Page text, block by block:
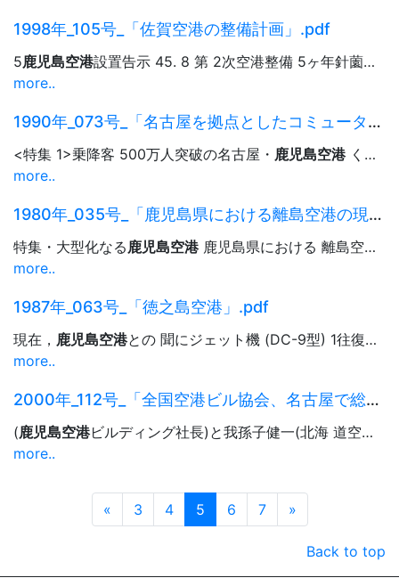
1998年_105号_「佐賀空港の整備計画」.pdf
5鹿児島空港設置告示 45. 8 第 2次空港整備 5ヶ年針薗に採択 ...川副町長、空港対策協議会で建設しない旨表明 47. 4
more..
1990年_073号_「名古屋を拠点としたコミューター航空」.pdf
<特集 1>乗降客 500万人突破の名古屋・ 鹿児島空港くその1.名古屋空港> 名古屋を拠点としたコミューター航空 ...57 <特集 1>乗降客 500万人突破の名古屋・
more..
1980年_035号_「鹿児島県における離島空港の現況と課題」.pdf
特集・大型化なる鹿児島空港鹿児島県における 離島空港の現状と課題 1. 離島空港の現況と経緯 木県離島空港の設置と...12. 5 51. 5. 1 54 特集・大型化なる
more..
1987年_063号_「徳之島空港」.pdf
現在， 鹿児島空港との 聞にジェット機 (DC-9型) 1往復，Y S-l1型...
more..
2000年_112号_「全国空港ビル協会、名古屋で総会－会長に丹羽晟氏(東京)就任」.pdf
(鹿児島空港ビルディング社長)と我孫子健一(北海 道空港社長)，常務理事に古津宏文の各氏が選ばれた。 ...
more..
«Prev
3 4 5 6 7 Next
»
Back to top